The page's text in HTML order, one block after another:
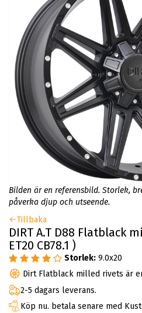
Bilden är en referensbild. Storlek,
påverka djup och utseende.
Tillbaka
DIRT A.T D88 Flatblack
ET20 CB78.1 )
Storlek: 9.0x20
Dirt Flatblack milled rivets är
2-5 dagars leverans.
Köp nu. betala senare med